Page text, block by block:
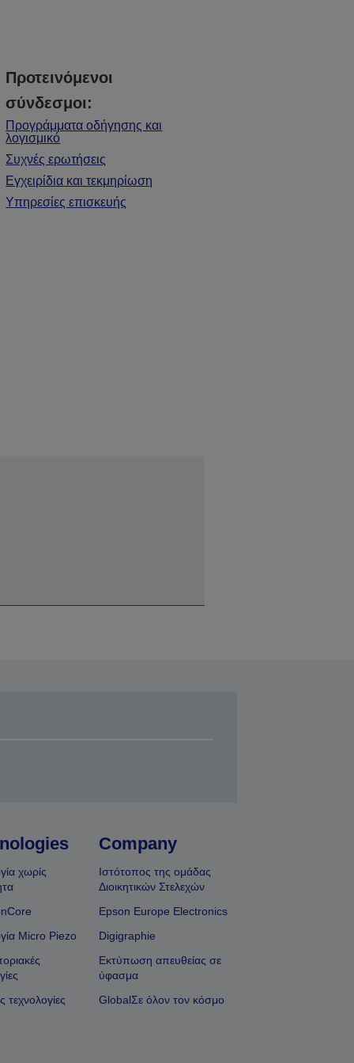
Προτεινόμενοι
σύνδεσμοι:
Προγράμματα οδήγησης και
λογισμικό
Συχνές ερωτήσεις
Εγχειρίδια και τεκμηρίωση
Υπηρεσίες επισκευής
χωρίς
Micro Piezo
τεχνολογίες
Company
Ιστότοπος της ομάδας
Διοικητικών Στελεχών
Epson Europe Electronics
Digigraphie
Εκτύπωση απευθείας σε
ύφασμα
GlobalΣε όλον τον κόσμο